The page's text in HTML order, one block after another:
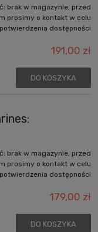
brak w magazynie, przed
prosimy o kontakt w celu
potwierdzenia dostępności
191,00 zł
DO KOSZYKA
brak w magazynie, przed
prosimy o kontakt w celu
potwierdzenia dostępności
179,00 zł
DO KOSZYKA